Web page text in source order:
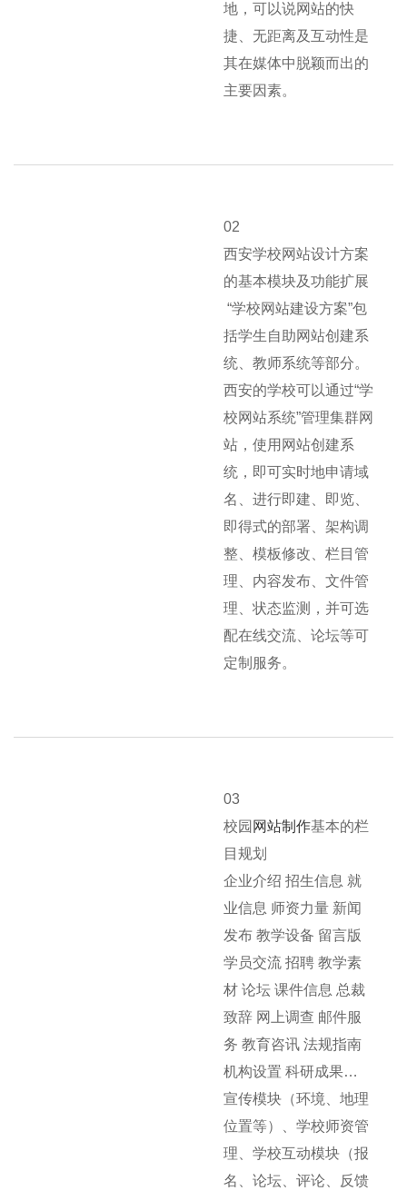
地，可以说网站的快
捷、无距离及互动性是
其在媒体中脱颖而出的
主要因素。
02
西安学校网站设计方案
的基本模块及功能扩展
“学校网站建设方案”包
括学生自助网站创建系
统、教师系统等部分。
西安的学校可以通过“学
校网站系统”管理集群网
站，使用网站创建系
统，即可实时地申请域
名、进行即建、即览、
即得式的部署、架构调
整、模板修改、栏目管
理、内容发布、文件管
理、状态监测，并可选
配在线交流、论坛等可
定制服务。
03
校园 网站制作基本的栏
目规划
企业介绍 招生信息 就
业信息 师资力量 新闻
发布 教学设备 留言版
学员交流 招聘 教学素
材 论坛 课件信息 总裁
致辞 网上调查 邮件服
务 教育咨讯 法规指南
机构设置 科研成果…
宣传模块（环境、地理
位置等）、学校师资管
理、学校互动模块（报
名、论坛、评论、反馈